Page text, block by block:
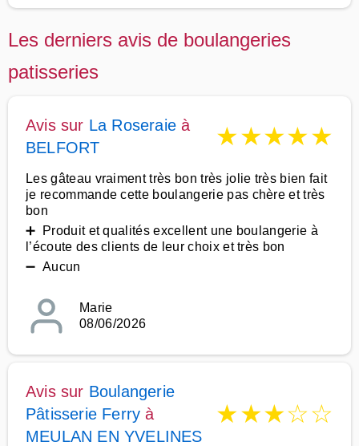
Les derniers avis de boulangeries
patisseries
Avis sur La Roseraie à
BELFORT
★★★★★
Les gâteau vraiment très bon très jolie très bien fait
je recommande cette boulangerie pas chère et très
bon
➕ Produit et qualités excellent une boulangerie à
l’écoute des clients de leur choix et très bon
➖ Aucun
Marie
08/06/2026
Avis sur Boulangerie
Pâtisserie Ferry à
MEULAN EN YVELINES
★★★☆☆